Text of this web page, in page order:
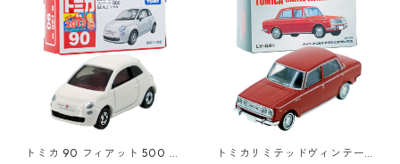
トミカ 90 フィアット 500 #1
トミカリミテッドヴィンテー